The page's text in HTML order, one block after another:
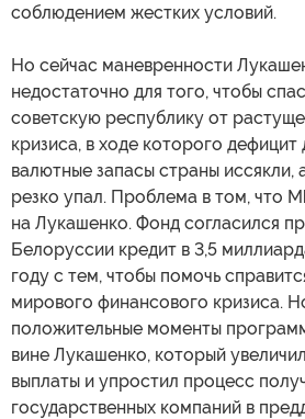
соблюдением жестких условий.
Но сейчас маневренности
недостаточно для того, чтобы
советскую республику от
кризиса, в ходе которого
валютные запасы страны иссякли,
резко упал. Проблема в том, что
на Лукашенко. Фонд согласился
Белоруссии кредит в 3,5
году с тем, чтобы помочь
мирового финансового кризиса.
положительные моменты
вине Лукашенко, который
выплаты и упростил процесс
государственных компаний в